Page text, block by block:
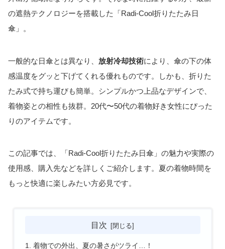
の遮熱テクノロジーを搭載した「Radi-Cool折りたたみ日
傘」。
一般的な日傘とは異なり、 放射冷却技術により、傘の下の体
感温度をグッと下げてくれる優れものです。しかも、折りた
たみ式で持ち運びも簡単。シンプルかつ上品なデザインで、
着物姿との相性も抜群。20代〜50代の着物好き女性にぴった
りのアイテムです。
この記事では、「Radi-Cool折りたたみ日傘」の魅力や実際の
使用感、購入先などを詳しくご紹介します。夏の着物時間を
もっと快適に楽しみたい方必見です。
目次
着物での外出、夏の暑さがツライ…！